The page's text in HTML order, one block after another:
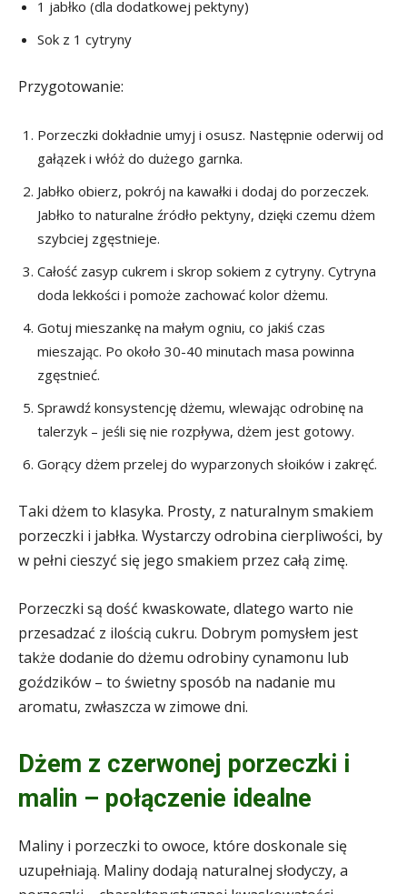
1 jabłko (dla dodatkowej pektyny)
Sok z 1 cytryny
Przygotowanie:
Porzeczki dokładnie umyj i osusz. Następnie oderwij od
gałązek i włóż do dużego garnka.
Jabłko obierz, pokrój na kawałki i dodaj do porzeczek.
Jabłko to naturalne źródło pektyny, dzięki czemu dżem
szybciej zgęstnieje.
Całość zasyp cukrem i skrop sokiem z cytryny. Cytryna
doda lekkości i pomoże zachować kolor dżemu.
Gotuj mieszankę na małym ogniu, co jakiś czas
mieszając. Po około 30-40 minutach masa powinna
zgęstnieć.
Sprawdź konsystencję dżemu, wlewając odrobinę na
talerzyk – jeśli się nie rozpływa, dżem jest gotowy.
Gorący dżem przelej do wyparzonych słoików i zakręć.
Taki dżem to klasyka. Prosty, z naturalnym smakiem
porzeczki i jabłka. Wystarczy odrobina cierpliwości, by
w pełni cieszyć się jego smakiem przez całą zimę.
Porzeczki są dość kwaskowate, dlatego warto nie
przesadzać z ilością cukru. Dobrym pomysłem jest
także dodanie do dżemu odrobiny cynamonu lub
goździków – to świetny sposób na nadanie mu
aromatu, zwłaszcza w zimowe dni.
Dżem z czerwonej porzeczki i
malin – połączenie idealne
Maliny i porzeczki to owoce, które doskonale się
uzupełniają. Maliny dodają naturalnej słodyczy, a